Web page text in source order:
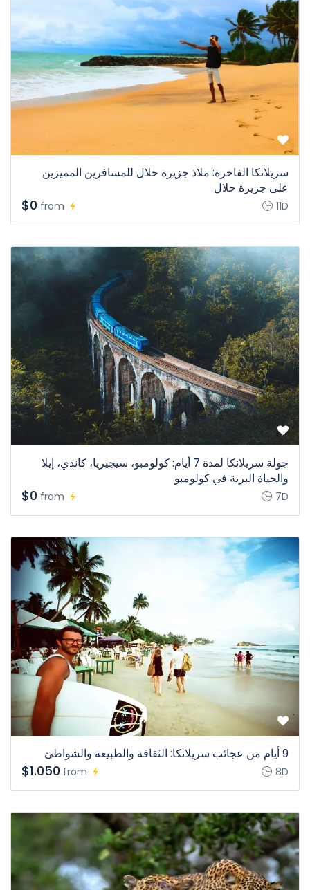
سريلانكا الفاخرة: ملاذ جزيرة حلال للمسافرين المميزين
على جزيرة حلال
11D
from
$0
جولة سريلانكا لمدة 7 أيام: كولومبو، سيجيريا، كاندي، إيلا
والحياة البرية في كولومبو
7D
from
$0
9 أيام من عجائب سريلانكا: الثقافة والطبيعة والشواطئ
8D
from
$1.050